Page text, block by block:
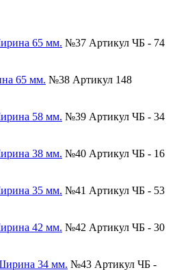
№37 Артикул ЧБ - 74
№38 Артикул 148
№39 Артикул ЧБ - 34
№40 Артикул ЧБ - 16
№41 Артикул ЧБ - 53
№42 Артикул ЧБ - 30
№43 Артикул ЧБ -